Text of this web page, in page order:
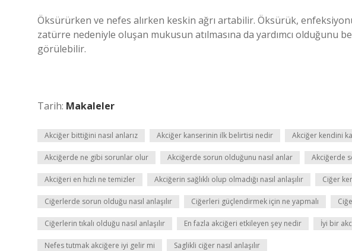
Öksürürken ve nefes alırken keskin ağrı artabilir. Öksürük,
zatürre nedeniyle oluşan mukusun atılmasına da yardımcı olduğunu
görülebilir.
Tarih: Makaleler
Akciğer bittiğini nasıl anlarız Akciğer kanserinin ilk belirtisi nedir Akciğer kendini
Akciğerde ne gibi sorunlar olur Akciğerde sorun olduğunu nasıl anlar Akciğerde
Akciğeri en hızlı ne temizler Akciğerin sağlıklı olup olmadığı nasıl anlaşılır Ciğer
Ciğerlerde sorun olduğu nasıl anlaşılır Ciğerleri güçlendirmek için ne yapmalı
Ciğerlerin tıkalı olduğu nasıl anlaşılır En fazla akciğeri etkileyen şey nedir İyi bir
Nefes tutmak akciğere iyi gelir mi Saglikli ciğer nasıl anlaşılır